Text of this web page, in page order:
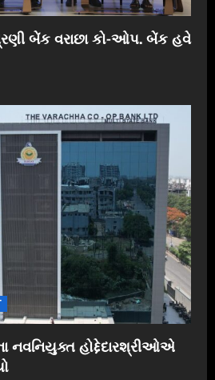
બેંક વરાછા કો-ઓપ. બેંક હવે
નવનિયુક્ત હોદ્દેદારશ્રીઓએ